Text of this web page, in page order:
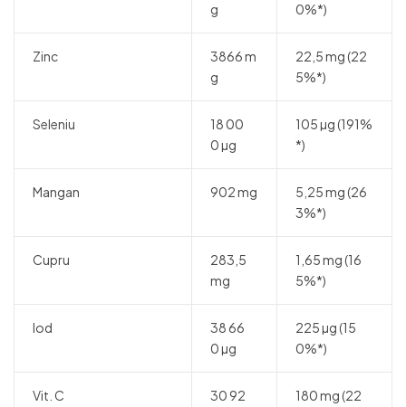
g
0%*)
Zinc
3866 m
g
22,5 mg (22
5%*)
Seleniu
18 00
0 µg
105 µg (191%
*)
Mangan 902 mg
5,25 mg (26
3%*)
Cupru
283,5
mg
1,65 mg (16
5%*)
Iod
38 66
0 µg
225 µg (15
0%*)
Vit. C 30 92 180 mg (22